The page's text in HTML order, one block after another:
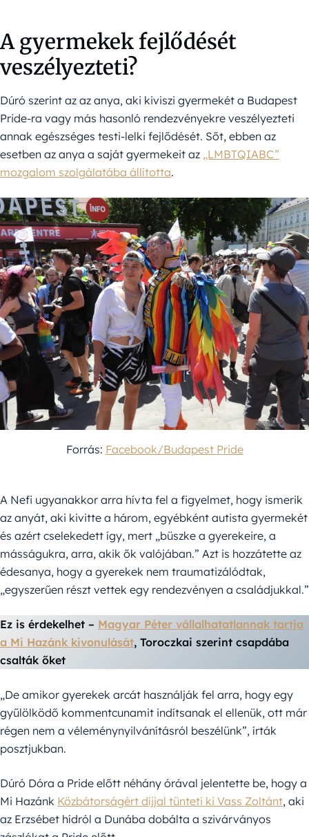
A gyermekek fejlődését
veszélyezteti?
Dúró szerint az az anya, aki kiviszi gyermekét a Budapest
Pride-ra vagy más hasonló rendezvényekre veszélyezteti
annak egészséges testi-lelki fejlődését. Sőt, ebben az
esetben az anya a saját gyermekeit az „LMBTQIABC”
mozgalom szolgálatába állította.
Forrás: Facebook/Budapest Pride
A Nefi ugyanakkor arra hívta fel a figyelmet, hogy ismerik
az anyát, aki kivitte a három, egyébként autista gyermekét
és azért cselekedett így, mert „büszke a gyerekeire, a
másságukra, arra, akik ők valójában.” Azt is hozzátette az
édesanya, hogy a gyerekek nem traumatizálódtak,
„egyszerűen részt vettek egy rendezvényen a családjukkal.”
Ez is érdekelhet – Magyar Péter vállalhatatlannak tartja
a Mi Hazánk kivonulását, Toroczkai szerint csapdába
csalták őket
„De amikor gyerekek arcát használják fel arra, hogy egy
gyűlölködő kommentcunamit indítsanak el ellenük, ott már
régen nem a véleménynyilvánításról beszélünk”, írták
posztjukban.
Dúró Dóra a Pride előtt néhány órával jelentette be, hogy a
Mi Hazánk Közbátorságért díjjal tünteti ki Vass Zoltánt, aki
az Erzsébet hídról a Dunába dobálta a szivárványos